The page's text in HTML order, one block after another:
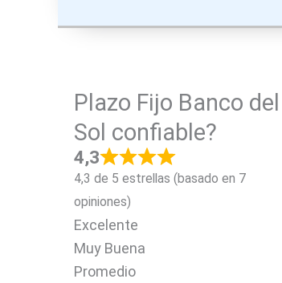
Plazo Fijo Banco del
Sol confiable?
4,3
4,3 de 5 estrellas (basado en 7
opiniones)
Excelente
Muy Buena
Promedio